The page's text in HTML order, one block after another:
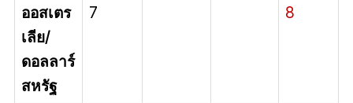
ออสเตร
เลีย/
ดอลลาร์
สหรัฐ
7
8